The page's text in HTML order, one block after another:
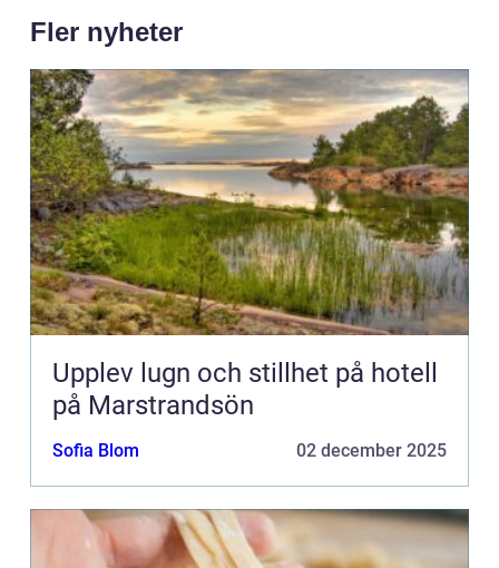
Fler nyheter
Upplev lugn och stillhet på hotell
på Marstrandsön
Sofia Blom 02 december 2025